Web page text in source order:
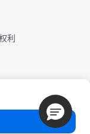
利